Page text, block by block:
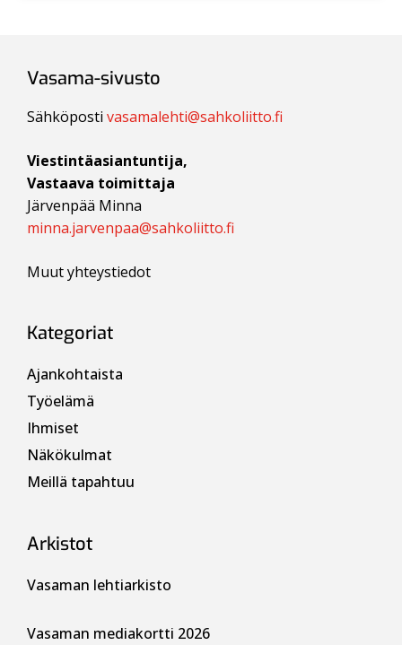
Vasama-sivusto
Sähköpostivasamalehti@sahkoliitto.fi
Viestintäasiantuntija,
Vastaava toimittaja
Järvenpää Minna
minna.jarvenpaa@sahkoliitto.fi
Muut yhteystiedot
Kategoriat
Ajankohtaista
Työelämä
Ihmiset
Näkökulmat
Meillä tapahtuu
Arkistot
Vasaman lehtiarkisto
Vasaman mediakortti 2026